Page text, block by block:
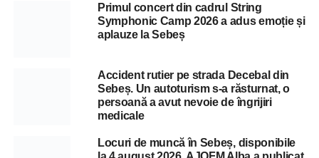
Primul concert din cadrul String
Symphonic Camp 2026 a adus emoție și
aplauze la Sebeș
Accident rutier pe strada Decebal din
Sebeș. Un autoturism s-a răsturnat, o
persoană a avut nevoie de îngrijiri
medicale
Locuri de muncă în Sebeș, disponibile